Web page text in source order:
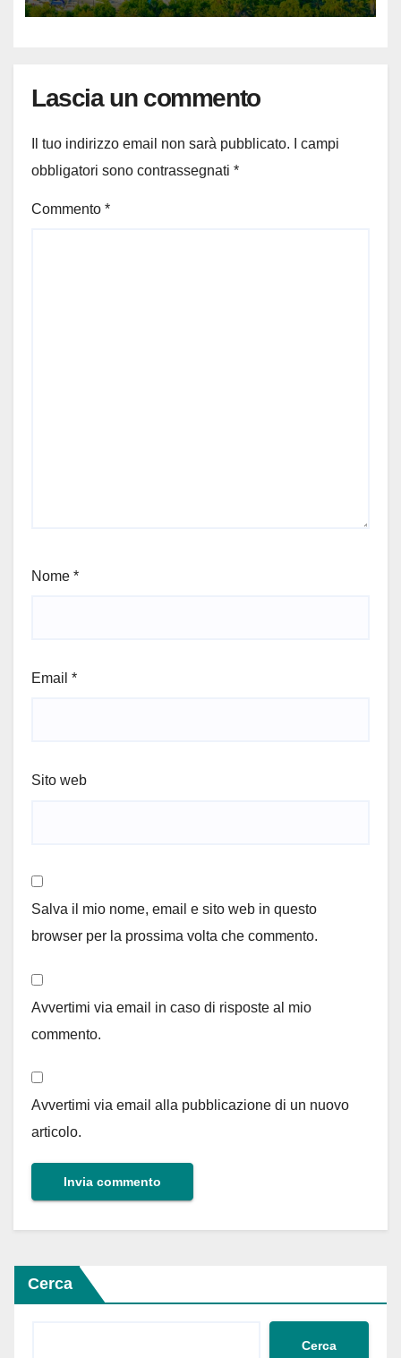
Lascia un commento
Il tuo indirizzo email non sarà pubblicato.
I campi
obbligatori sono contrassegnati *
Commento *
Nome *
Email *
Sito web
Salva il mio nome, email e sito web in questo
browser per la prossima volta che commento.
Avvertimi via email in caso di risposte al mio
commento.
Avvertimi via email alla pubblicazione di un nuovo
articolo.
Cerca
Cerca